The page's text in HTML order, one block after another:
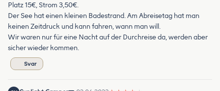
Platz 15€, Strom 3,50€.
Der See hat einen kleinen Badestrand. Am Abreisetag hat man
keinen Zeitdruck und kann fahren, wann man will.
Wir waren nur für eine Nacht auf der Durchreise da, werden aber
sicher wieder kommen.
Svar